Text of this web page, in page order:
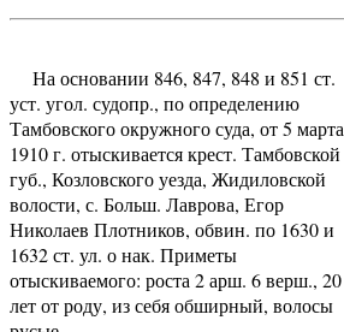
На основании 846, 847, 848 и 851 ст.
уст. угол. судопр., по определению
Тамбовского окружного суда, от 5 марта
1910 г. отыскивается крест. Тамбовской
губ., Козловского уезда, Жидиловской
волости, с. Больш. Лаврова, Егор
Николаев Плотников, обвин. по 1630 и
1632 ст. ул. о нак. Приметы
отыскиваемого: роста 2 арш. 6 верш., 20
лет от роду, из себя обширный, волосы